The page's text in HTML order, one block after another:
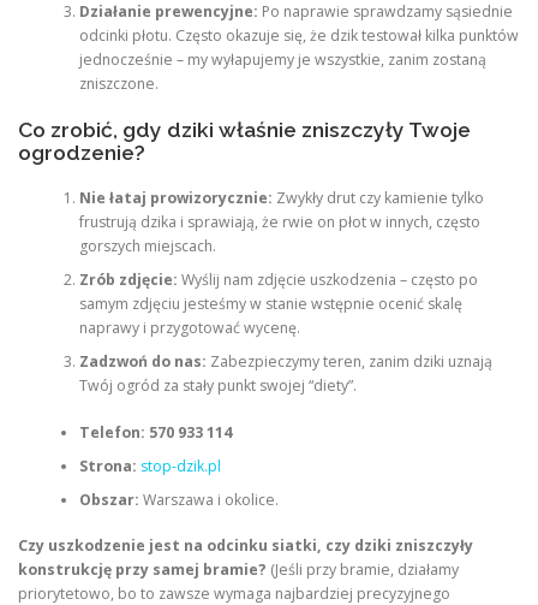
Działanie prewencyjne: Po naprawie sprawdzamy sąsiednie
odcinki płotu. Często okazuje się, że dzik testował kilka punktów
jednocześnie – my wyłapujemy je wszystkie, zanim zostaną
zniszczone.
Co zrobić, gdy dziki właśnie zniszczyły Twoje
ogrodzenie?
Nie łataj prowizorycznie: Zwykły drut czy kamienie tylko
frustrują dzika i sprawiają, że rwie on płot w innych, często
gorszych miejscach.
Zrób zdjęcie: Wyślij nam zdjęcie uszkodzenia – często po
samym zdjęciu jesteśmy w stanie wstępnie ocenić skalę
naprawy i przygotować wycenę.
Zadzwoń do nas: Zabezpieczymy teren, zanim dziki uznają
Twój ogród za stały punkt swojej “diety”.
Telefon: 570 933 114
Strona: stop-dzik.pl
Obszar: Warszawa i okolice.
Czy uszkodzenie jest na odcinku siatki, czy dziki zniszczyły
konstrukcję przy samej bramie? (Jeśli przy bramie, działamy
priorytetowo, bo to zawsze wymaga najbardziej precyzyjnego